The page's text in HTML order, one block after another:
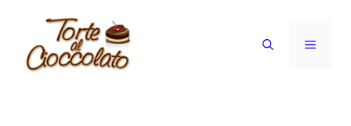
contenuto
MENU